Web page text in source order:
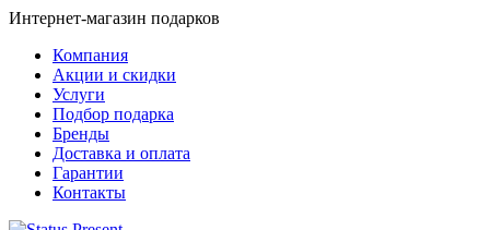
Интернет-магазин подарков
Компания
Акции и скидки
Услуги
Подбор подарка
Бренды
Доставка и оплата
Гарантии
Контакты